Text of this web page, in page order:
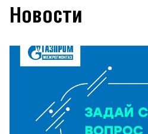
Новости